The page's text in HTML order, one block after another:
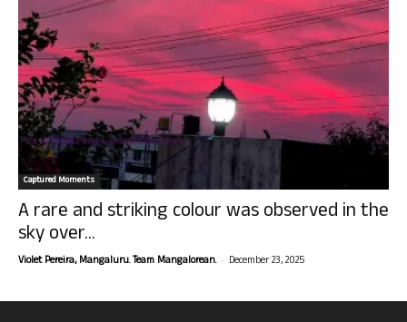
Captured Moments
A rare and striking colour was observed in the
sky over...
Violet Pereira, Mangaluru. Team Mangalorean. - December 23, 2025